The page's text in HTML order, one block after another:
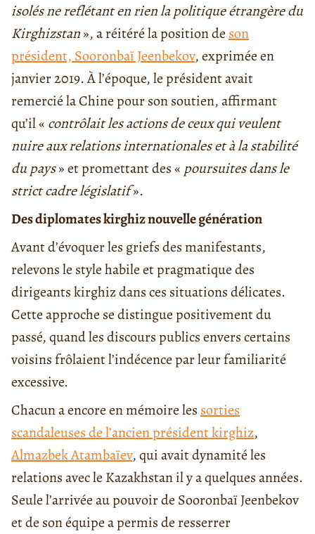
isolés ne reflétant en rien la politique étrangère du
Kirghizstan», a réitéré la position de son
président, Sooronbaï Jeenbekov, exprimée en
janvier 2019. À l’époque, le président avait
remercié la Chine pour son soutien, affirmant
qu’il « contrôlait les actions de ceux qui veulent
nuire aux relations internationales et à la stabilité
du pays» et promettant des « poursuites dans le
strict cadre législatif».
Des diplomates kirghiz nouvelle génération
Avant d’évoquer les griefs des manifestants,
relevons le style habile et pragmatique des
dirigeants kirghiz dans ces situations délicates.
Cette approche se distingue positivement du
passé, quand les discours publics envers certains
voisins frôlaient l’indécence par leur familiarité
excessive.
Chacun a encore en mémoire les sorties
scandaleuses de l’ancien président kirghiz,
Almazbek Atambaïev, qui avait dynamité les
relations avec le Kazakhstan il y a quelques années.
Seule l’arrivée au pouvoir de Sooronbaï Jeenbekov
et de son équipe a permis de resserrer